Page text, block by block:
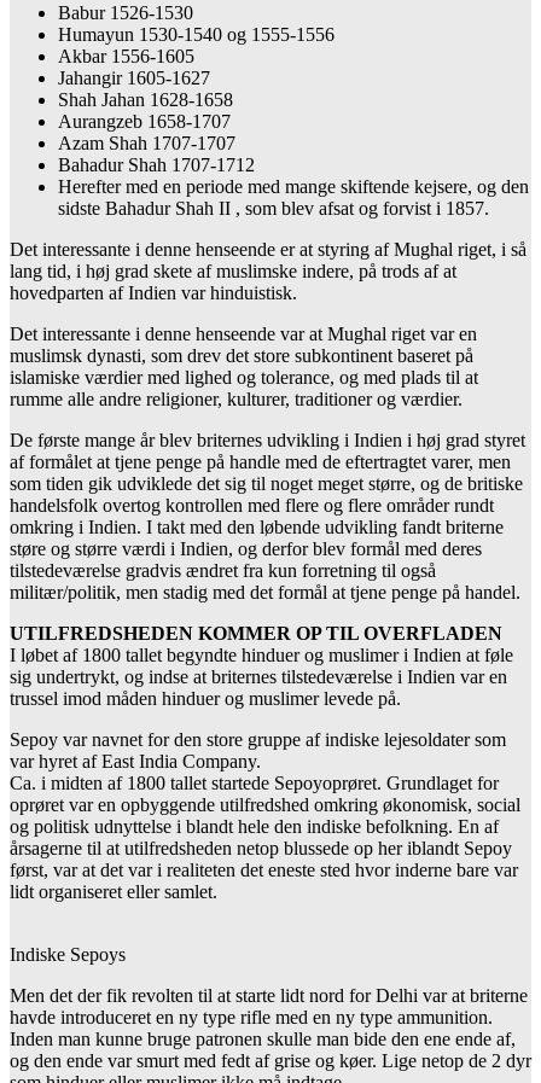
Babur 1526-1530
Humayun 1530-1540 og 1555-1556
Akbar 1556-1605
Jahangir 1605-1627
Shah Jahan 1628-1658
Aurangzeb 1658-1707
Azam Shah 1707-1707
Bahadur Shah 1707-1712
Herefter med en periode med mange skiftende kejsere, og den
sidste Bahadur Shah II , som blev afsat og forvist i 1857.
Det interessante i denne henseende er at styring af Mughal riget, i så
lang tid, i høj grad skete af muslimske indere, på trods af at
hovedparten af Indien var hinduistisk.
Det interessante i denne henseende var at Mughal riget var en
muslimsk dynasti, som drev det store subkontinent baseret på
islamiske værdier med lighed og tolerance, og med plads til at
rumme alle andre religioner, kulturer, traditioner og værdier.
De første mange år blev briternes udvikling i Indien i høj grad styret
af formålet at tjene penge på handle med de eftertragtet varer, men
som tiden gik udviklede det sig til noget meget større, og de britiske
handelsfolk overtog kontrollen med flere og flere områder rundt
omkring i Indien. I takt med den løbende udvikling fandt briterne
støre og større værdi i Indien, og derfor blev formål med deres
tilstedeværelse gradvis ændret fra kun forretning til også
militær/politik, men stadig med det formål at tjene penge på handel.
UTILFREDSHEDEN KOMMER OP TIL OVERFLADEN
I løbet af 1800 tallet begyndte hinduer og muslimer i Indien at føle
sig undertrykt, og indse at briternes tilstedeværelse i Indien var en
trussel imod måden hinduer og muslimer levede på.
Sepoy var navnet for den store gruppe af indiske lejesoldater som
var hyret af East India Company.
Ca. i midten af 1800 tallet startede Sepoyoprøret. Grundlaget for
oprøret var en opbyggende utilfredshed omkring økonomisk, social
og politisk udnyttelse i blandt hele den indiske befolkning. En af
årsagerne til at utilfredsheden netop blussede op her iblandt Sepoy
først, var at det var i realiteten det eneste sted hvor inderne bare var
lidt organiseret eller samlet.
Indiske Sepoys
Men det der fik revolten til at starte lidt nord for Delhi var at briterne
havde introduceret en ny type rifle med en ny type ammunition.
Inden man kunne bruge patronen skulle man bide den ene ende af,
og den ende var smurt med fedt af grise og køer. Lige netop de 2 dyr